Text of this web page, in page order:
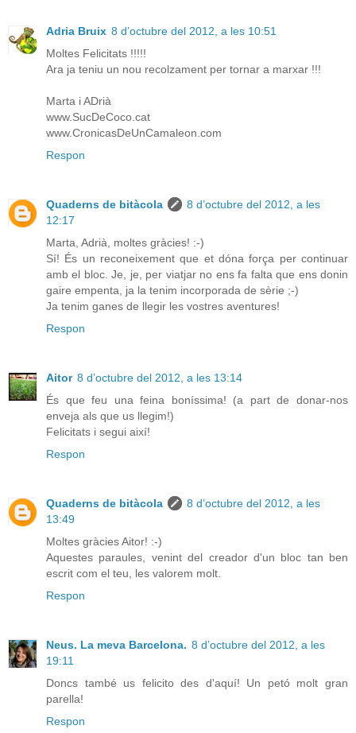
Adria Bruix 8 d’octubre del 2012, a les 10:51
Moltes Felicitats !!!!!
Ara ja teniu un nou recolzament per tornar a marxar !!!
Marta i ADrià
www.SucDeCoco.cat
www.CronicasDeUnCamaleon.com
Respon
Quaderns de bitàcola
8 d’octubre del 2012, a les
12:17
Marta, Adrià, moltes gràcies! :-)
Sí! És un reconeixement que et dóna força per continuar
amb el bloc. Je, je, per viatjar no ens fa falta que ens donin
gaire empenta, ja la tenim incorporada de sèrie ;-)
Ja tenim ganes de llegir les vostres aventures!
Respon
Aitor 8 d’octubre del 2012, a les 13:14
És que feu una feina boníssima! (a part de donar-nos
enveja als que us llegim!)
Felicitats i segui així!
Respon
Quaderns de bitàcola
8 d’octubre del 2012, a les
13:49
Moltes gràcies Aitor! :-)
Aquestes paraules, venint del creador d'un bloc tan ben
escrit com el teu, les valorem molt.
Respon
Neus. La meva Barcelona. 8 d’octubre del 2012, a les
19:11
Doncs també us felicito des d'aquí! Un petó molt gran
parella!
Respon